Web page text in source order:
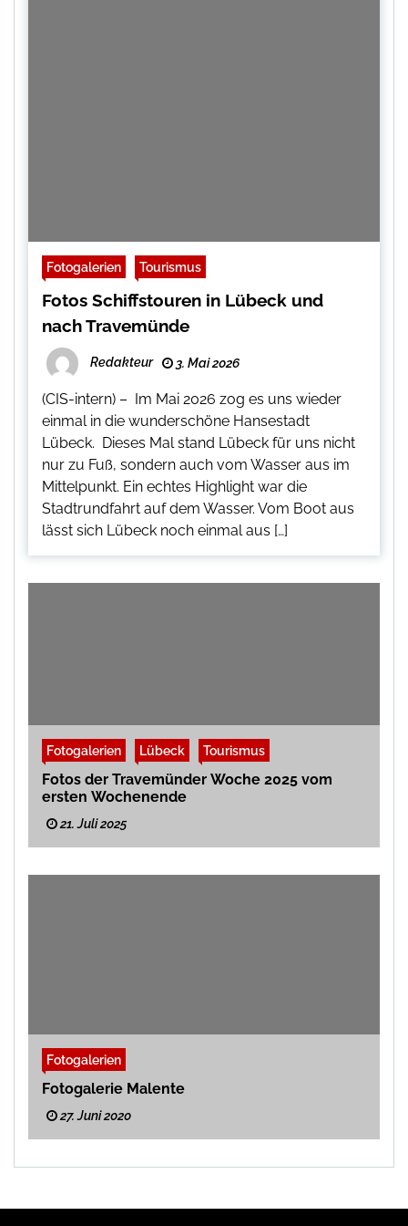
Fotogalerien Tourismus
Fotos Schiffstouren in Lübeck und
nach Travemünde
Redakteur 3. Mai 2026
(CIS-intern) – Im Mai 2026 zog es uns wieder
einmal in die wunderschöne Hansestadt
Lübeck. Dieses Mal stand Lübeck für uns nicht
nur zu Fuß, sondern auch vom Wasser aus im
Mittelpunkt. Ein echtes Highlight war die
Stadtrundfahrt auf dem Wasser. Vom Boot aus
lässt sich Lübeck noch einmal aus […]
Fotogalerien Lübeck Tourismus
Fotos der Travemünder Woche 2025 vom
ersten Wochenende
21. Juli 2025
Fotogalerien
Fotogalerie Malente
27. Juni 2020